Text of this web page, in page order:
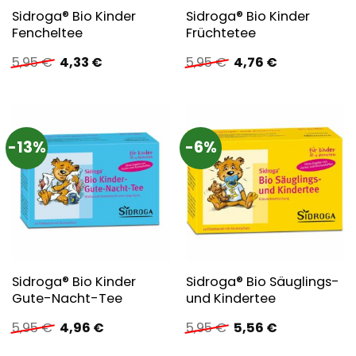
Sidroga® Bio Kinder
Fencheltee
5,95€ Ursprünglicher
Preis
4,33 €Aktueller
Sidroga® Bio Kinder
Früchtetee
5,95€ Ursprünglicher
Preis
4,76 €Aktueller
-13%
Sidroga® Bio Kinder
Gute-Nacht-Tee
5,95€ Ursprünglicher
Preis
4,96 €Aktueller
-6%
Sidroga® Bio Säuglings-
und Kindertee
5,95€ Ursprünglicher
Preis
5,56 €Aktueller